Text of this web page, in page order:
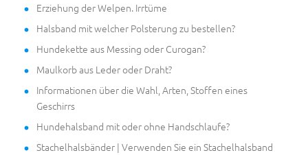
Erziehung der Welpen. Irrtüme
Halsband mit welcher Polsterung zu bestellen?
Hundekette aus Messing oder Curogan?
Maulkorb aus Leder oder Draht?
Informationen über die Wahl, Arten, Stoffen eines
Geschirrs
Hundehalsband mit oder ohne Handschlaufe?
Stachelhalsbänder | Verwenden Sie ein Stachelhalsband